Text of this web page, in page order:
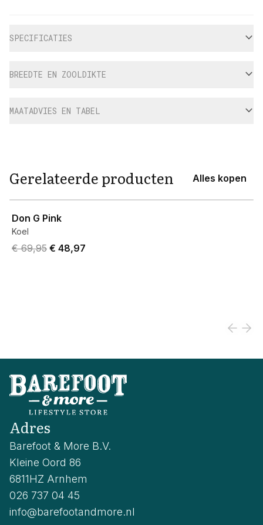
SPECIFICATIES
BREEDTE EN ZOOLDIKTE
MAATADVIES EN TABEL
Gerelateerde producten Alles kopen
Don G Pink
Koel
Original price was € 69,95.
€ 69,95 Current price is € 48,97.
€ 48,97
Adres
Barefoot & More B.V.
Kleine Oord 86
6811HZ Arnhem
026 737 04 45
info@barefootandmore.nl